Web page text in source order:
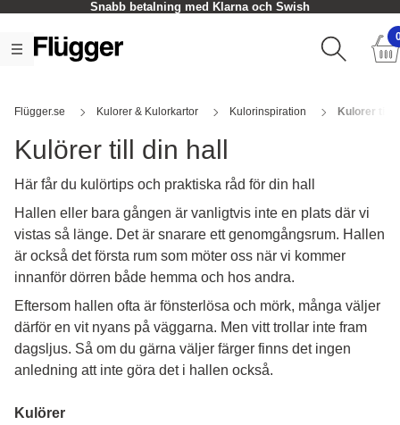
Snabb betalning med Klarna och Swish
Flügger.se Kulorer & Kulorkartor Kulorinspiration Kulorer till
Kulörer till din hall
Här får du kulörtips och praktiska råd för din hall
Hallen eller bara gången är vanligtvis inte en plats där vi
vistas så länge. Det är snarare ett genomgångsrum. Hallen
är också det första rum som möter oss när vi kommer
innanför dörren både hemma och hos andra.
Eftersom hallen ofta är fönsterlösa och mörk, många väljer
därför en vit nyans på väggarna. Men vitt trollar inte fram
dagsljus. Så om du gärna väljer färger finns det ingen
anledning att inte göra det i hallen också.
Kulörer